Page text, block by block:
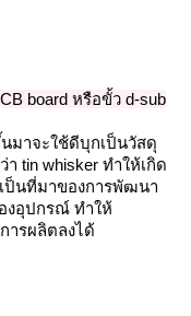
board หรือขั้ว d-sub
าจะใช้ดีบุกเป็นวัสดุ
tin whisker ทำให้เกิด
ป็นที่มาของการพัฒนา
งอุปกรณ์ ทำให้
ารผลิตลงได้